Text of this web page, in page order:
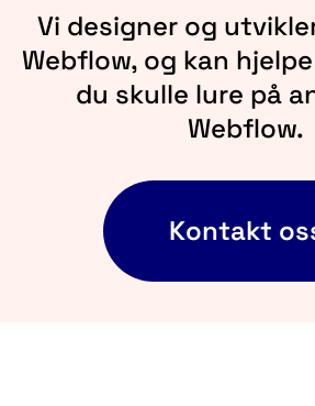
Vi designer og
Webflow, og kan
du skulle lure på
Webflow.
Kontakt